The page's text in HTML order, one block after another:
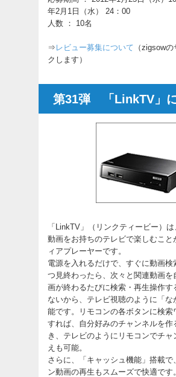
年2月1日（水） 24：00
人数 ： 10名
⇒ レビュー募集について （zigsow
クします）
第31弾 「LinkTV」
「LinkTV」（リンクティービー）
動画をお持ちのテレビで楽しむこと
ィアプレーヤーです。
電源を入れるだけで、すぐに動画検
つ見終わったら、次々と関連動画を
画が終わるたびに検索・再生操作す
ないから、テレビ視聴のように「な
能です。リモコンの各ボタンに検索
すれば、自分好みのチャンネルを作
き、テレビのようにリモコンでチャ
えも可能。
さらに、「キャッシュ機能」搭載で
ン動画の再生もスムーズで快適です。